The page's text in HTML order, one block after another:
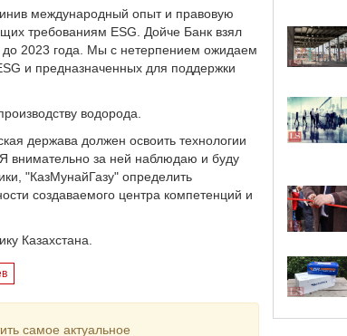
международный опыт и правовую
требованиям ESG. Дойче Банк взял
до 2023 года. Мы с нетерпением ожидаем
и предназначенных для поддержки
водорода.
держава должен освоить технологии
внимательно за ней наблюдаю и буду
"КазМунайГазу" определить
создаваемого центра компетенций и
Казахстана.
самое актуальное